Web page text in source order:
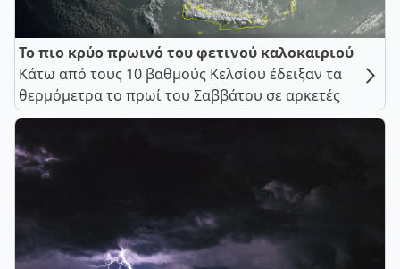
Το πιο κρύο πρωινό του φετινού καλοκαιριού
Κάτω από τους 10 βαθμούς Κελσίου έδειξαν τα
θερμόμετρα το πρωί του Σαββάτου σε αρκετές